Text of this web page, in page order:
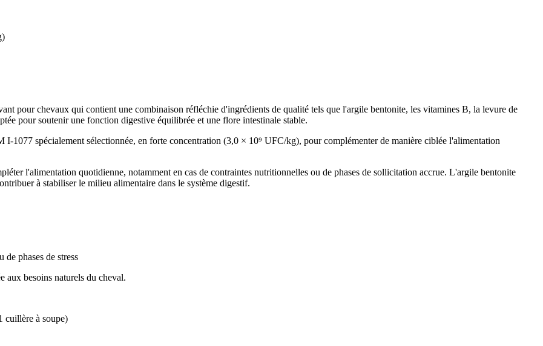
pour chevaux qui contient une combinaison réfléchie d'ingrédients de qualité tels que l'argile bentonite, les vitamines B, la levure de
pour soutenir une fonction digestive équilibrée et une flore intestinale stable.
I-1077 spécialement sélectionnée, en forte concentration (3,0 × 10⁹ UFC/kg), pour complémenter de manière ciblée l'alimentation
l'alimentation quotidienne, notamment en cas de contraintes nutritionnelles ou de phases de sollicitation accrue. L'argile bentonite
à stabiliser le milieu alimentaire dans le système digestif.
phases de stress
aux besoins naturels du cheval.
cuillère à soupe)